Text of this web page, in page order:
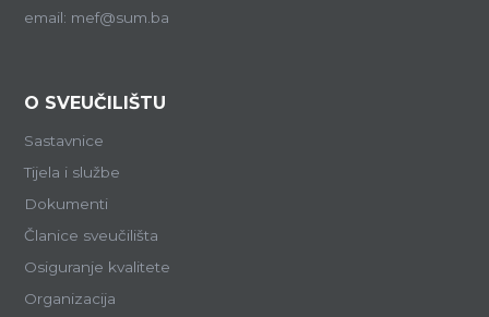
email: mef@sum.ba
O SVEUČILIŠTU
Sastavnice
Tijela i službe
Dokumenti
Članice sveučilišta
Osiguranje kvalitete
Organizacija